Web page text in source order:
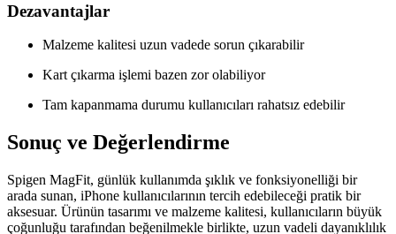
Dezavantajlar
Malzeme kalitesi uzun vadede sorun çıkarabilir
Kart çıkarma işlemi bazen zor olabiliyor
Tam kapanmama durumu kullanıcıları rahatsız edebilir
Sonuç ve Değerlendirme
Spigen MagFit, günlük kullanımda şıklık ve fonksiyonelliği bir
arada sunan, iPhone kullanıcılarının tercih edebileceği pratik bir
aksesuar. Ürünün tasarımı ve malzeme kalitesi, kullanıcıların büyük
çoğunluğu tarafından beğenilmekle birlikte, uzun vadeli dayanıklılık